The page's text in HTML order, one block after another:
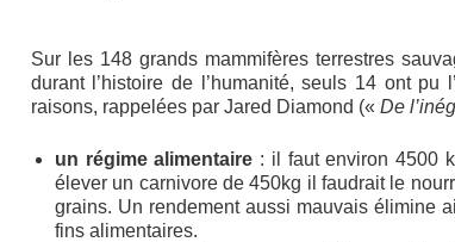
Sur les 148 grands mammifères terrestres
durant l’histoire de l’humanité, seuls 14 ont
raisons, rappelées par Jared Diamond (« De
un régime alimentaire : il faut environ 4500
élever un carnivore de 450kg il faudrait le
grains. Un rendement aussi mauvais élimine
fins alimentaires.